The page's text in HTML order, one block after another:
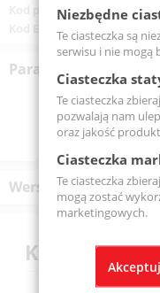
Kod produktu:UCF202-
Kod EAN:5907772141380
Parametry techniczne
Wersje produktu
Klienci
Niezbędne
Te ciasteczka są
serwisu i nie mogą
Ciasteczka
Te ciasteczka
pozwalają nam
oraz jakość
Ciasteczka
Te ciasteczka
mogą zostać
marketingowych.